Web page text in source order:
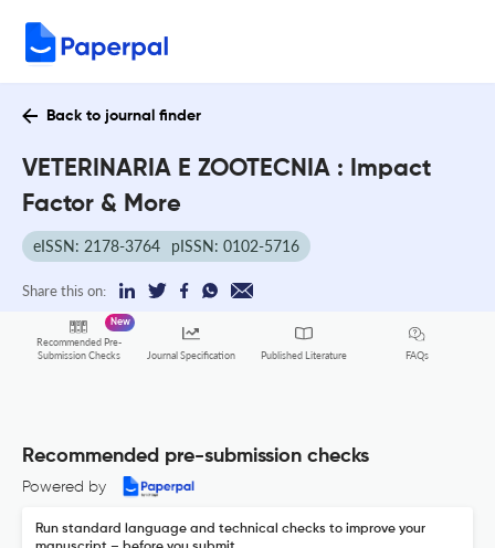
Back to journal finder
VETERINARIA E ZOOTECNIA : Impact
Factor & More
eISSN: 2178-3764 pISSN: 0102-5716
Share this on:
Recommended Pre-
Submission Checks
New
Journal Specification Published Literature FAQs
Recommended pre-submission checks
Powered by
Run standard language and technical checks to improve your